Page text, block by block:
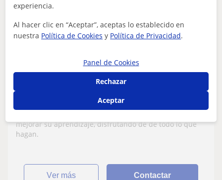
CAE Certificate in Advanced English
Maestra de inglés para niños de
Educación Primaria y de la ESO
mejorar su aprendizaje, disfrutando de de todo lo que
hagan.
ver más Contactar
experiencia.
Al hacer clic en “Aceptar”, aceptas lo establecido en
nuestra Política de Cookies y Política de Privacidad.
Panel de Cookies
Rechazar
Aceptar